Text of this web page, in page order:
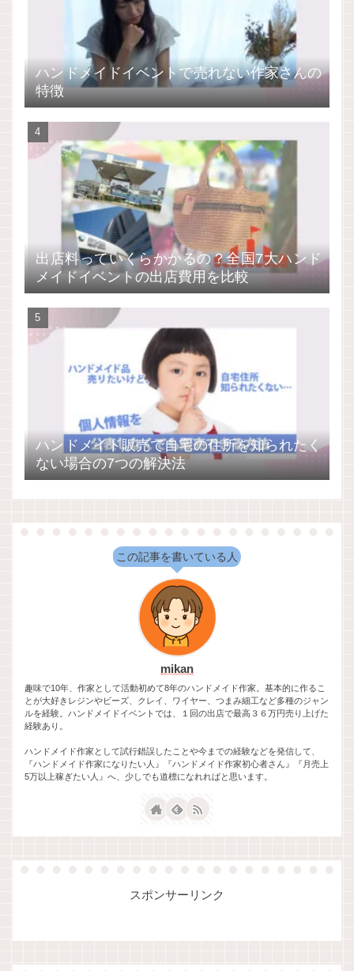
ハンドメイドイベントで売れない作家さんの
特徴
出店料っていくらかかるの？全国7大ハンド
メイドイベントの出店費用を比較
ハンドメイド販売で自宅の住所を知られたく
ない場合の7つの解決法
この記事を書いている人
mikan
趣味で10年、作家として活動初めて8年のハンドメイド作家。基本的に作るこ
とが大好きレジンやビーズ、クレイ、ワイヤー、つまみ細工など多種のジャン
ルを経験。ハンドメイドイベントでは、１回の出店で最高３６万円売り上げた
経験あり。
ハンドメイド作家として試行錯誤したことや今までの経験などを発信して、
『ハンドメイド作家になりたい人』『ハンドメイド作家初心者さん』『月売上
5万以上稼ぎたい人』へ、少しでも道標になれればと思います。
スポンサーリンク